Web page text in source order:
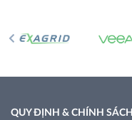
QUY ĐỊNH & CHÍNH SÁCH